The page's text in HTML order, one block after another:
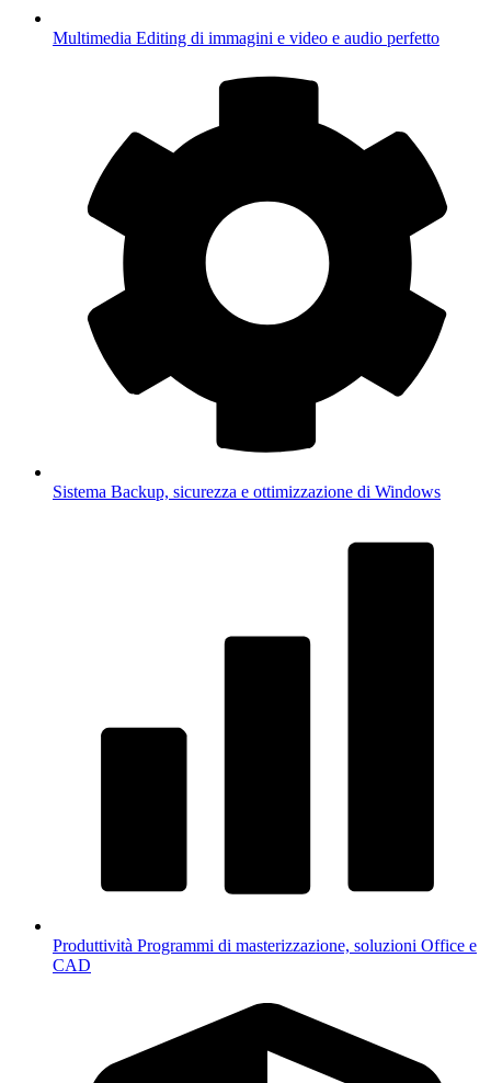
Multimedia Editing di immagini e video e audio perfetto
Sistema Backup, sicurezza e ottimizzazione di Windows
Produttività Programmi di masterizzazione, soluzioni Office e
CAD